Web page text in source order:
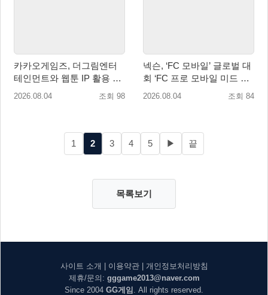
카카오게임즈, 더그림엔터
테인먼트와 웹툰 IP 활용 게
임 개발 및 서비스 업무협약
2026.08.04 조회 98
넥슨, ‘FC 모바일’ 글로벌 대
회 ‘FC 프로 모바일 미드 시
즌 플레이오프’ 한국 대표 출
2026.08.04 조회 84
1 2 3 4 5 ▶ 끝
목록보기
사이트 소개 이용약관| 개인정보처리방침
제휴/문의: gggame2013@naver.com
Since 2004 GG게임 . All rights reserved.